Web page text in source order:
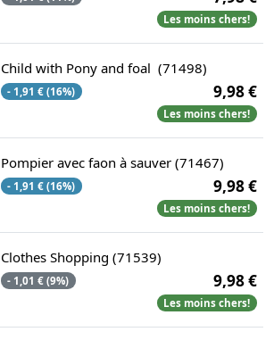
Les moins chers!
Child with Pony and foal (71498)
- 1,91 € (16%) 9,98 €
Les moins chers!
Pompier avec faon à sauver (71467)
- 1,91 € (16%) 9,98 €
Les moins chers!
Clothes Shopping (71539)
- 1,01 € (9%) 9,98 €
Les moins chers!